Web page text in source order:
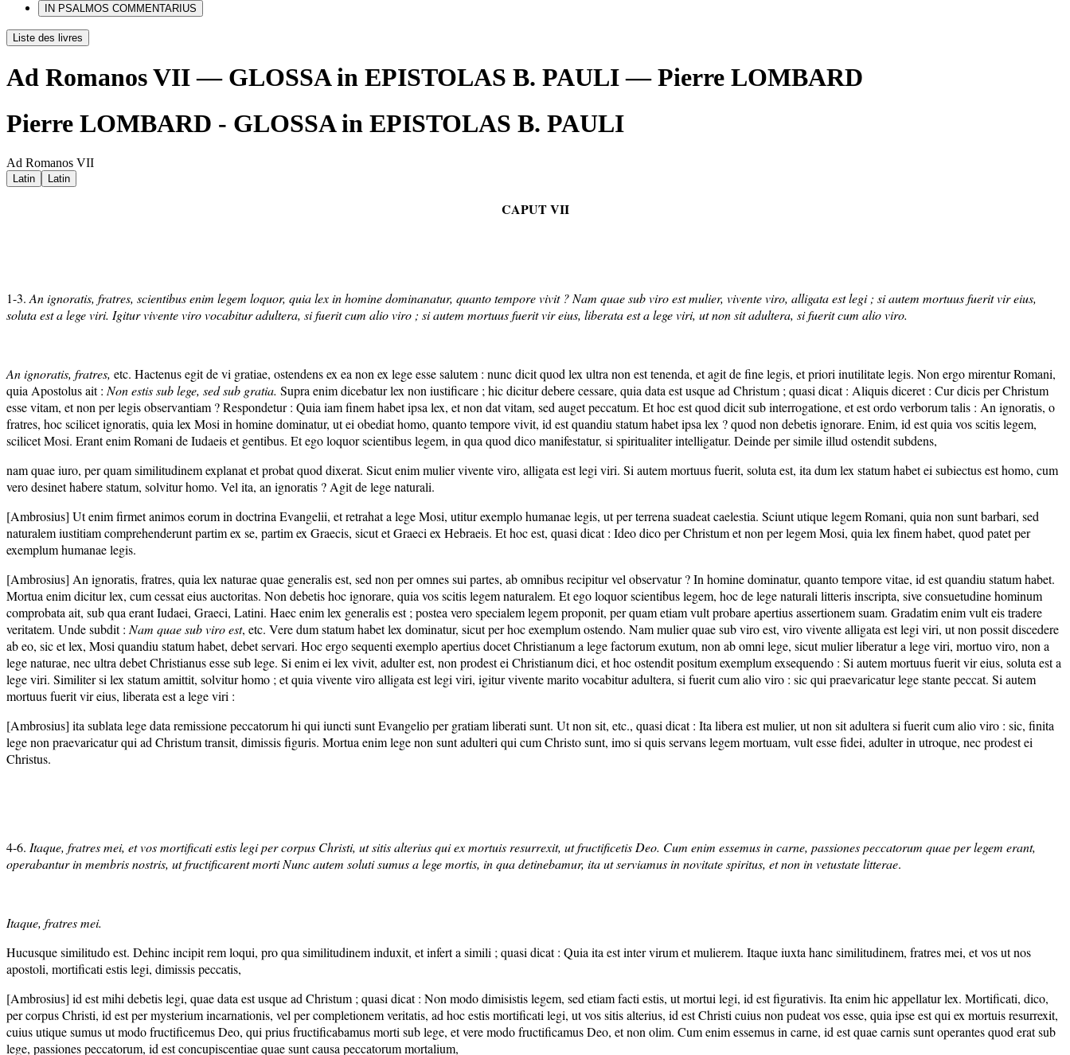
IN PSALMOS COMMENTARIUS
Liste des livres
Ad Romanos VII — GLOSSA in EPISTOLAS B. PAULI — Pierre LOMBARD
Pierre LOMBARD - GLOSSA in EPISTOLAS B. PAULI
Ad Romanos VII
Latin Latin
CAPUT VII
1-3. An ignoratis, fratres, scientibus enim legem loquor, quia lex in homine dominanatur, quanto tempore vivit ? Nam quae sub viro est mulier, vivente viro, alligata est legi ; si autem mortuus fuerit vir eius,
soluta est a lege viri. Igitur vivente viro vocabitur adultera, si fuerit cum alio viro ; si autem mortuus fuerit vir eius, liberata est a lege viri, ut non sit adultera, si fuerit cum alio viro.
An ignoratis, fratres, etc. Hactenus egit de vi gratiae, ostendens ex ea non ex lege esse salutem : nunc dicit quod lex ultra non est tenenda, et agit de fine legis, et priori inutilitate legis. Non ergo mirentur Romani,
quia Apostolus ait : Non estis sub lege, sed sub gratia. Supra enim dicebatur lex non iustificare ; hic dicitur debere cessare, quia data est usque ad Christum ; quasi dicat : Aliquis diceret : Cur dicis per Christum
esse vitam, et non per legis observantiam ? Respondetur : Quia iam finem habet ipsa lex, et non dat vitam, sed auget peccatum. Et hoc est quod dicit sub interrogatione, et est ordo verborum talis : An ignoratis, o
fratres, hoc scilicet ignoratis, quia lex Mosi in homine dominatur, ut ei obediat homo, quanto tempore vivit, id est quandiu statum habet ipsa lex ? quod non debetis ignorare. Enim, id est quia vos scitis legem,
scilicet Mosi. Erant enim Romani de Iudaeis et gentibus. Et ego loquor scientibus legem, in qua quod dico manifestatur, si spiritualiter intelligatur. Deinde per simile illud ostendit subdens,
nam quae iuro, per quam similitudinem explanat et probat quod dixerat. Sicut enim mulier vivente viro, alligata est legi viri. Si autem mortuus fuerit, soluta est, ita dum lex statum habet ei subiectus est homo, cum
vero desinet habere statum, solvitur homo. Vel ita, an ignoratis ? Agit de lege naturali.
[Ambrosius] Ut enim firmet animos eorum in doctrina Evangelii, et retrahat a lege Mosi, utitur exemplo humanae legis, ut per terrena suadeat caelestia. Sciunt utique legem Romani, quia non sunt barbari, sed
naturalem iustitiam comprehenderunt partim ex se, partim ex Graecis, sicut et Graeci ex Hebraeis. Et hoc est, quasi dicat : Ideo dico per Christum et non per legem Mosi, quia lex finem habet, quod patet per
exemplum humanae legis.
[Ambrosius] An ignoratis, fratres, quia lex naturae quae generalis est, sed non per omnes sui partes, ab omnibus recipitur vel observatur ? In homine dominatur, quanto tempore vitae, id est quandiu statum habet.
Mortua enim dicitur lex, cum cessat eius auctoritas. Non debetis hoc ignorare, quia vos scitis legem naturalem. Et ego loquor scientibus legem, hoc de lege naturali litteris inscripta, sive consuetudine hominum
comprobata ait, sub qua erant Iudaei, Graeci, Latini. Haec enim lex generalis est ; postea vero specialem legem proponit, per quam etiam vult probare apertius assertionem suam. Gradatim enim vult eis tradere
veritatem. Unde subdit : Nam quae sub viro est, etc. Vere dum statum habet lex dominatur, sicut per hoc exemplum ostendo. Nam mulier quae sub viro est, viro vivente alligata est legi viri, ut non possit discedere
ab eo, sic et lex, Mosi quandiu statum habet, debet servari. Hoc ergo sequenti exemplo apertius docet Christianum a lege factorum exutum, non ab omni lege, sicut mulier liberatur a lege viri, mortuo viro, non a
lege naturae, nec ultra debet Christianus esse sub lege. Si enim ei lex vivit, adulter est, non prodest ei Christianum dici, et hoc ostendit positum exemplum exsequendo : Si autem mortuus fuerit vir eius, soluta est a
lege viri. Similiter si lex statum amittit, solvitur homo ; et quia vivente viro alligata est legi viri, igitur vivente marito vocabitur adultera, si fuerit cum alio viro : sic qui praevaricatur lege stante peccat. Si autem
mortuus fuerit vir eius, liberata est a lege viri :
[Ambrosius] ita sublata lege data remissione peccatorum hi qui iuncti sunt Evangelio per gratiam liberati sunt. Ut non sit, etc., quasi dicat : Ita libera est mulier, ut non sit adultera si fuerit cum alio viro : sic, finita
lege non praevaricatur qui ad Christum transit, dimissis figuris. Mortua enim lege non sunt adulteri qui cum Christo sunt, imo si quis servans legem mortuam, vult esse fidei, adulter in utroque, nec prodest ei
Christus.
4-6. Itaque, fratres mei, et vos mortificati estis legi per corpus Christi, ut sitis alterius qui ex mortuis resurrexit, ut fructificetis Deo. Cum enim essemus in carne, passiones peccatorum quae per legem erant,
operabantur in membris nostris, ut fructificarent morti Nunc autem soluti sumus a lege mortis, in qua detinebamur, ita ut serviamus in novitate spiritus, et non in vetustate litterae.
Itaque, fratres mei.
Hucusque similitudo est. Dehinc incipit rem loqui, pro qua similitudinem induxit, et infert a simili ; quasi dicat : Quia ita est inter virum et mulierem. Itaque iuxta hanc similitudinem, fratres mei, et vos ut nos
apostoli, mortificati estis legi, dimissis peccatis,
[Ambrosius] id est mihi debetis legi, quae data est usque ad Christum ; quasi dicat : Non modo dimisistis legem, sed etiam facti estis, ut mortui legi, id est figurativis. Ita enim hic appellatur lex. Mortificati, dico,
per corpus Christi, id est per mysterium incarnationis, vel per completionem veritatis, ad hoc estis mortificati legi, ut vos sitis alterius, id est Christi cuius non pudeat vos esse, quia ipse est qui ex mortuis resurrexit,
cuius utique sumus ut modo fructificemus Deo, qui prius fructificabamus morti sub lege, et vere modo fructificamus Deo, et non olim. Cum enim essemus in carne, id est quae carnis sunt operantes quod erat sub
lege, passiones peccatorum, id est concupiscentiae quae sunt causa peccatorum mortalium,